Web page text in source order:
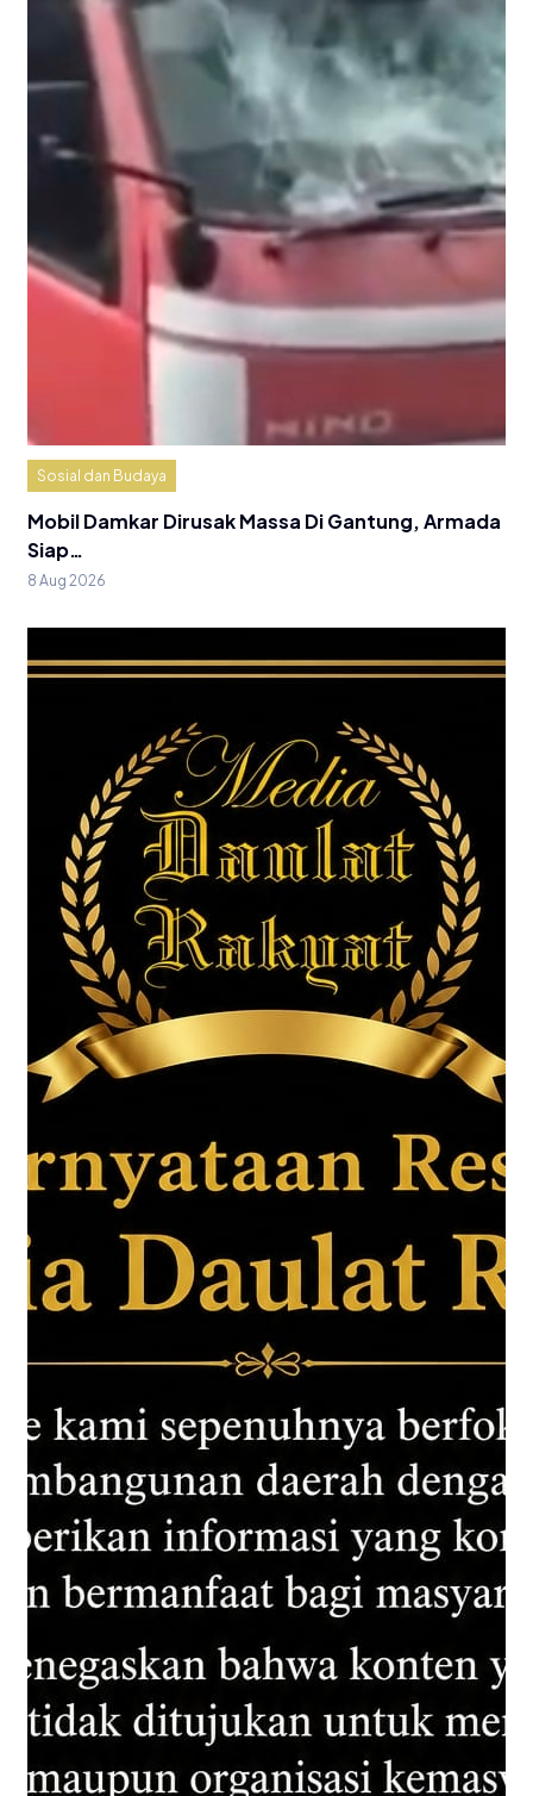
Sosial dan Budaya
Mobil Damkar Dirusak Massa Di Gantung, Armada
Siap…
8 Aug 2026